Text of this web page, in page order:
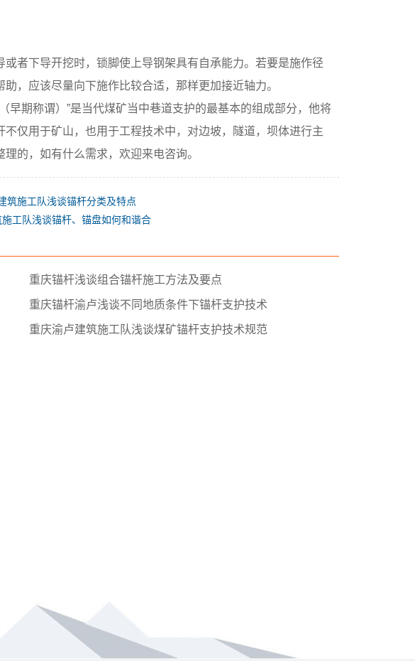
下导开挖时，锁脚使上导钢架具有自承能力。若要是施作径
，应该尽量向下施作比较合适，那样更加接近轴力。
期称谓）”是当代煤矿当中巷道支护的最基本的组成部分，他将
仅用于矿山，也用于工程技术中，对边坡，隧道，坝体进行主
的，如有什么需求，欢迎来电咨询。
筑施工队浅谈锚杆分类及特点
工队浅谈锚杆、锚盘如何和谐合
重庆锚杆浅谈组合锚杆施工方法及要点
重庆锚杆渝卢浅谈不同地质条件下锚杆支护技术
重庆渝卢建筑施工队浅谈煤矿锚杆支护技术规范